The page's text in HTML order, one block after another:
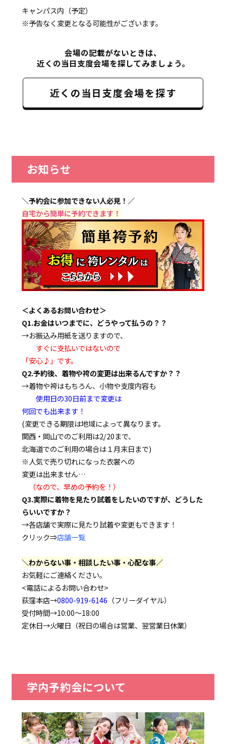
キャンパス内（予定）
※予告なく変更となる可能性がございます。
会場の記載がないときは、
近くの当日支度会場を探してみましょう。
近くの当日支度会場を探す
お知らせ
＼予約会に参加できない人必見！／
自宅から簡単に予約できます！
＜よくあるお問い合わせ＞
Q1.お金はいつまでに、どうやって払うの？？
→お振込み用紙を送りますので、
すぐに支払いではないので
「安心♪」です。
Q2.予約後、着物や袴の変更は出来るんですか？？
→着物や袴はもちろん、小物や支度内容も
使用日の30日前まで変更は
何回でも出来ます！
(変更できる期限は地域によって異なります。
関西・岡山でのご利用は2/20まで、
北海道でのご利用の場合は１月末日まで)
※人気で売り切れになった衣裳への
変更は出来ません…
（なので、早めの予約を！）
Q3.実際に着物を見たり試着をしたいのですが、どうした
らいいですか？
→各店舗で実際に見たり試着や変更もできます！
クリック⇒店舗一覧
＼わからない事・相談したい事・心配な事／
お気軽にご連絡ください。
<電話によるお問い合わせ>
荻窪本店→0800-919-6146 （フリーダイヤル）
受付時間→10:00～18:00
定休日→火曜日（祝日の場合は営業、翌営業日休業）
学内予約会について